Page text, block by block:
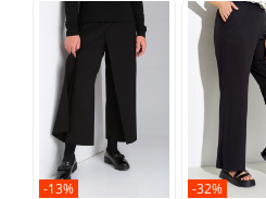
-13% -32%